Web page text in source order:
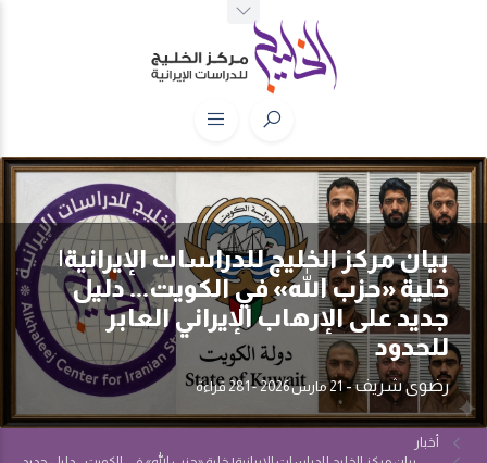
بيان مركز الخليج للدراسات الإيرانية|
خلية «حزب الله» في الكويت... دليل
جديد على الإرهاب الإيراني العابر
للحدود
رضوى شريف-21 مارس 2026 - 281 قراءة
أخبار